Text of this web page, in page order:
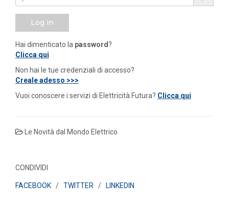
Log in
Hai dimenticato la password ?
Clicca qui
Non hai le tue credenziali di accesso?
Creale adesso >>>
Vuoi conoscere i servizi di Elettricità Futura? Clicca qui
Le Novità dal Mondo Elettrico
CONDIVIDI
FACEBOOK / TWITTER / LINKEDIN